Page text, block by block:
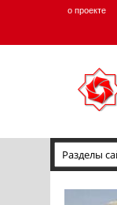
о проекте